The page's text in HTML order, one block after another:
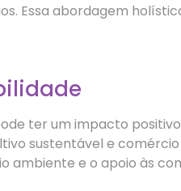
Essa abordagem
ter um impacto
sustentável e
ambiente e o apoio às